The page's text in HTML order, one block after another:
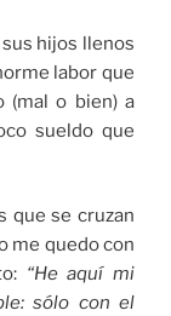
hijos llenos
labor que
(mal o bien) a
sueldo que
que se cruzan
me quedo con
“He aquí mi
sólo con el